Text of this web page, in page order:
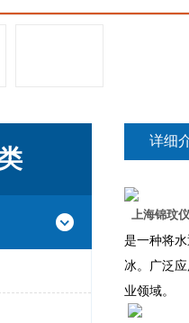
详细
上海锦玟
是一种将
冰。广泛
业领域。